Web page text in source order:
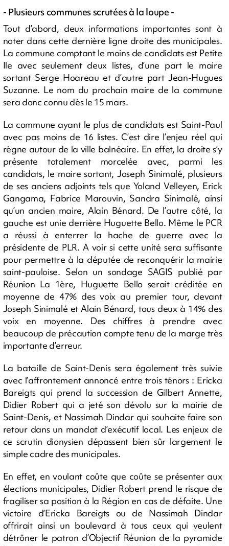
- Plusieurs communes scrutées à la loupe -
Tout d’abord, deux informations importantes sont à
noter dans cette dernière ligne droite des municipales.
La commune comptant le moins de candidats est Petite
Ile avec seulement deux listes, d’une part le maire
sortant Serge Hoareau et d’autre part Jean-Hugues
Suzanne. Le nom du prochain maire de la commune
sera donc connu dès le 15 mars.
La commune ayant le plus de candidats est Saint-Paul
avec pas moins de 16 listes. C’est dire l’enjeu réel qui
règne autour de la ville balnéaire. En effet, la droite s’y
présente totalement morcelée avec, parmi les
candidats, le maire sortant, Joseph Sinimalé, plusieurs
de ses anciens adjoints tels que Yoland Velleyen, Erick
Gangama, Fabrice Marouvin, Sandra Sinimalé, ainsi
qu’un ancien maire, Alain Bénard. De l’autre côté, la
gauche est unie derrière Huguette Bello. Même le PCR
a réussi à enterrer la hache de guerre avec la
présidente de PLR. A voir si cette unité sera suffisante
pour permettre à la députée de reconquérir la mairie
saint-pauloise. Selon un sondage SAGIS publié par
Réunion La 1ère, Huguette Bello serait créditée en
moyenne de 47% des voix au premier tour, devant
Joseph Sinimalé et Alain Bénard, tous deux à 14% des
voix en moyenne. Des chiffres à prendre avec
beaucoup de précaution compte tenu de la marge très
importante d’erreur.
La bataille de Saint-Denis sera également très suivie
avec l’affrontement annoncé entre trois ténors : Ericka
Bareigts qui prend la succession de Gilbert Annette,
Didier Robert qui a jeté son dévolu sur la mairie de
Saint-Denis, et Nassimah Dindar qui souhaite faire son
retour dans un mandat d’exécutif local. Les enjeux de
ce scrutin dionysien dépassent bien sûr largement le
simple cadre des municipales.
En effet, en voulant coûte que coûte se présenter aux
élections municipales, Didier Robert prend le risque de
fragiliser sa position à la Région en cas de défaite. Une
victoire d’Ericka Bareigts ou de Nassimah Dindar
offrirait ainsi un boulevard à tous ceux qui veulent
détrôner le patron d’Objectif Réunion de la pyramide